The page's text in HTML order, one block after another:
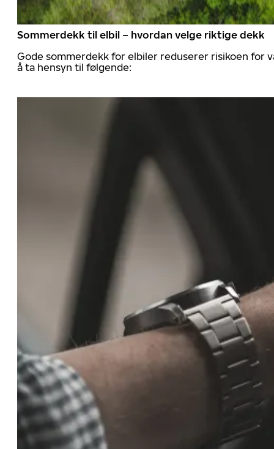
Sommerdekk til elbil – hvordan velge riktige dekk
Gode sommerdekk for elbiler reduserer risikoen for
å ta hensyn til følgende: